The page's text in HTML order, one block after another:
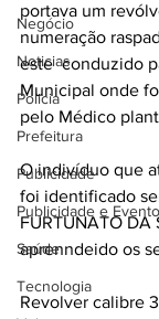
Negócio
Noticias
Policia
Prefeitura
Publicidade
Publicidade e
Saúde
Tecnologia
portava um
numeração
este  conduzido
Municipal onde
pelo Médico
O indivíduo que
foi identificado
FURTUNATO DA
aprenndeido os
Revolver calibre